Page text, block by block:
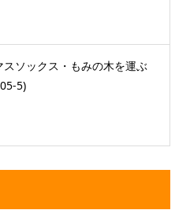
スソックス・もみの木を運ぶ
5)